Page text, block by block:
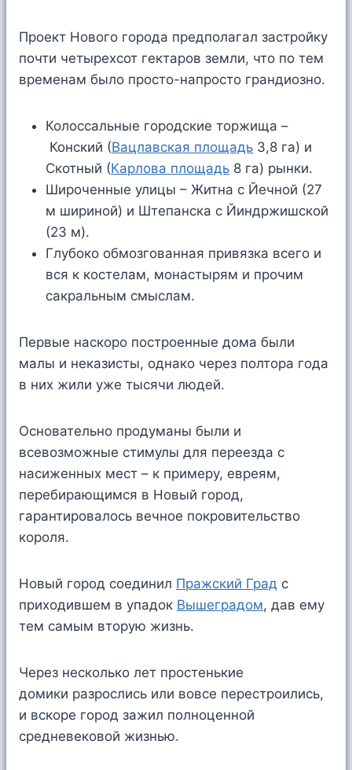
Проект Нового города предполагал застройку
почти четырехсот гектаров земли, что по тем
временам было просто-напросто грандиозно.
Колоссальные городские торжища –
Конский (Вацлавская площадь 3,8 га) и
Скотный (Карлова площадь 8 га) рынки.
Широченные улицы – Житна с Йечной (27
м шириной) и Штепанска с Йиндржишской
(23 м).
Глубоко обмозгованная привязка всего и
вся к костелам, монастырям и прочим
сакральным смыслам.
Первые наскоро построенные дома были
малы и неказисты, однако через полтора года
в них жили уже тысячи людей.
Основательно продуманы были и
всевозможные стимулы для переезда с
насиженных мест – к примеру, евреям,
перебирающимся в Новый город,
гарантировалось вечное покровительство
короля.
Новый город соединил Пражский Град с
приходившем в упадок Вышеградом, дав ему
тем самым вторую жизнь.
Через несколько лет простенькие
домики разрослись или вовсе перестроились,
и вскоре город зажил полноценной
средневековой жизнью.